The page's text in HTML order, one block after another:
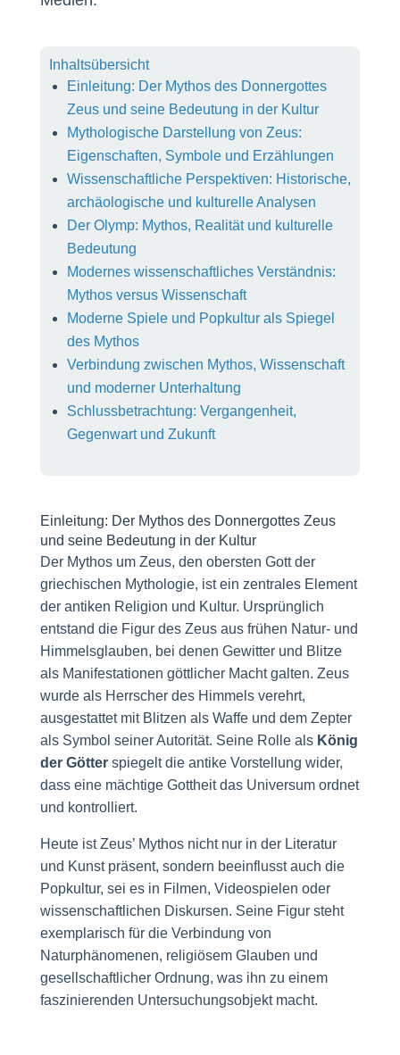
Inhaltsübersicht
Einleitung: Der Mythos des Donnergottes
Zeus und seine Bedeutung in der Kultur
Mythologische Darstellung von Zeus:
Eigenschaften, Symbole und Erzählungen
Wissenschaftliche Perspektiven: Historische,
archäologische und kulturelle Analysen
Der Olymp: Mythos, Realität und kulturelle
Bedeutung
Modernes wissenschaftliches Verständnis:
Mythos versus Wissenschaft
Moderne Spiele und Popkultur als Spiegel
des Mythos
Verbindung zwischen Mythos, Wissenschaft
und moderner Unterhaltung
Schlussbetrachtung: Vergangenheit,
Gegenwart und Zukunft
Einleitung: Der Mythos des Donnergottes Zeus
und seine Bedeutung in der Kultur
Der Mythos um Zeus, den obersten Gott der
griechischen Mythologie, ist ein zentrales Element
der antiken Religion und Kultur. Ursprünglich
entstand die Figur des Zeus aus frühen Natur- und
Himmelsglauben, bei denen Gewitter und Blitze
als Manifestationen göttlicher Macht galten. Zeus
wurde als Herrscher des Himmels verehrt,
ausgestattet mit Blitzen als Waffe und dem Zepter
als Symbol seiner Autorität. Seine Rolle als König
der Götterspiegelt die antike Vorstellung wider,
dass eine mächtige Gottheit das Universum ordnet
und kontrolliert.
Heute ist Zeus’ Mythos nicht nur in der Literatur
und Kunst präsent, sondern beeinflusst auch die
Popkultur, sei es in Filmen, Videospielen oder
wissenschaftlichen Diskursen. Seine Figur steht
exemplarisch für die Verbindung von
Naturphänomenen, religiösem Glauben und
gesellschaftlicher Ordnung, was ihn zu einem
faszinierenden Untersuchungsobjekt macht.